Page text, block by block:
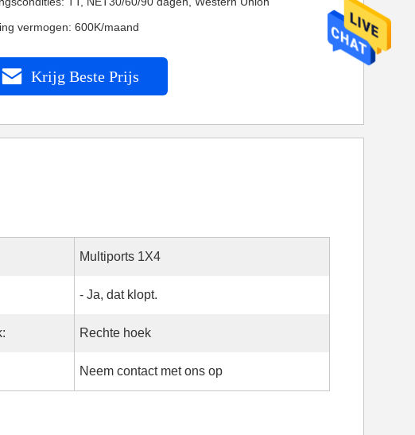
vermogen: 600K/maand
Krijg Beste Prijs
Multiports 1X4
- Ja, dat klopt.
Rechte hoek
Neem contact met ons op